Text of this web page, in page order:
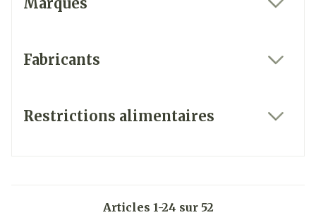
Fabricants
Restrictions alimentaires
Articles 1-24 sur 52